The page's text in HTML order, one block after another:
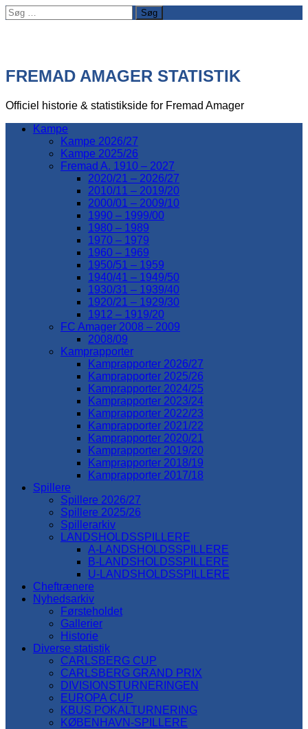
Søg
efter:
FREMAD AMAGER STATISTIK
Officiel historie & statistikside for Fremad Amager
Kampe
Kampe 2026/27
Kampe 2025/26
Fremad A. 1910 – 2027
2020/21 – 2026/27
2010/11 – 2019/20
2000/01 – 2009/10
1990 – 1999/00
1980 – 1989
1970 – 1979
1960 – 1969
1950/51 – 1959
1940/41 – 1949/50
1930/31 – 1939/40
1920/21 – 1929/30
1912 – 1919/20
FC Amager 2008 – 2009
2008/09
Kamprapporter
Kamprapporter 2026/27
Kamprapporter 2025/26
Kamprapporter 2024/25
Kamprapporter 2023/24
Kamprapporter 2022/23
Kamprapporter 2021/22
Kamprapporter 2020/21
Kamprapporter 2019/20
Kamprapporter 2018/19
Kamprapporter 2017/18
Spillere
Spillere 2026/27
Spillere 2025/26
Spillerarkiv
LANDSHOLDSSPILLERE
A-LANDSHOLDSSPILLERE
B-LANDSHOLDSSPILLERE
U-LANDSHOLDSSPILLERE
Cheftrænere
Nyhedsarkiv
Førsteholdet
Gallerier
Historie
Diverse statistik
CARLSBERG CUP
CARLSBERG GRAND PRIX
DIVISIONSTURNERINGEN
EUROPA CUP
KBUS POKALTURNERING
KØBENHAVN-SPILLERE